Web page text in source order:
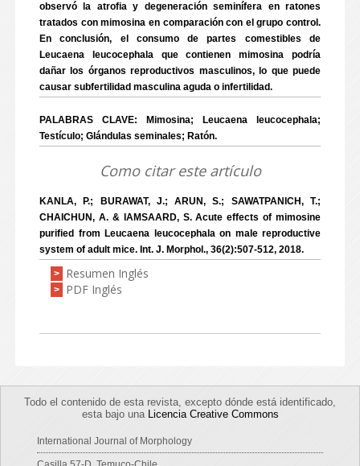
observó la atrofia y degeneración seminífera en ratones
tratados con mimosina en comparación con el grupo control.
En conclusión, el consumo de partes comestibles de
Leucaena leucocephala que contienen mimosina podría
dañar los órganos reproductivos masculinos, lo que puede
causar subfertilidad masculina aguda o infertilidad.
PALABRAS CLAVE: Mimosina; Leucaena leucocephala;
Testículo; Glándulas seminales; Ratón.
Como citar este artículo
KANLA, P.; BURAWAT, J.; ARUN, S.; SAWATPANICH, T.;
CHAICHUN, A. & IAMSAARD, S. Acute effects of mimosine
purified from Leucaena leucocephala on male reproductive
system of adult mice. Int. J. Morphol., 36(2):507-512, 2018.
> Resumen Inglés
> PDF Inglés
Todo el contenido de esta revista, excepto dónde está identificado,
esta bajo una Licencia Creative Commons
International Journal of Morphology